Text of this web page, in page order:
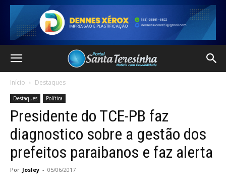
Início Destaques
Destaques Política
Presidente do TCE-PB faz
diagnostico sobre a gestão dos
prefeitos paraibanos e faz alerta
Por Josley - 05/06/2017